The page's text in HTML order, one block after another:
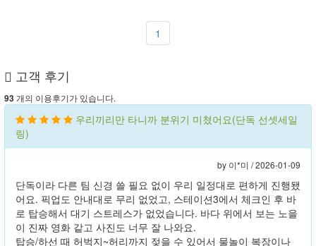
1
고객 후기
93 개의 이용후기가 있습니다.
우리끼리만 타니까 분위기 미쳤어요(단독 선셋세일
링)
by 이*미 /2026-01-09
단독이라 다른 팀 신경 쓸 필요 없이 우리 일정대로 편하게 진행됐
어요. 픽업도 안내대로 무리 없었고, 스테이션3에서 체크인 후 바
로 탑승해서 대기 스트레스가 없었습니다. 바다 위에서 보는 노을
이 진짜 영화 같고 사진도 너무 잘 나와요.
탑승/하선 때 허벅지~허리까지 젖을 수 있어서 물놀이 복장이나